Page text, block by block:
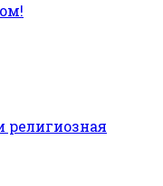
религиозная